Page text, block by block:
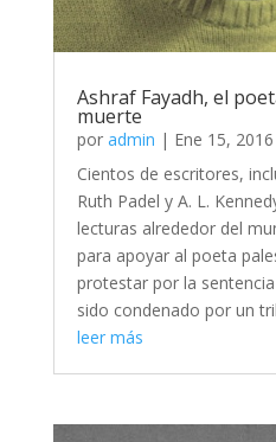
Ashraf Fayadh, el
muerte
por admin | Ene 15, 2016
Cientos de escritores,
Ruth Padel y A. L.
lecturas alrededor del
para apoyar al poeta
protestar por la
sido condenado por un
leer más